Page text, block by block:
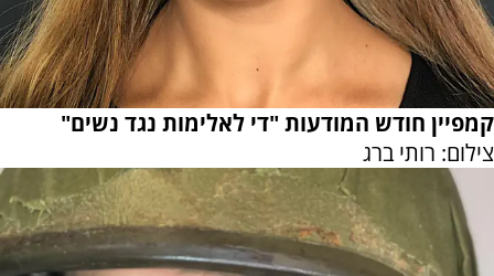
קמפיין חודש המודעות "די לאלימות נגד נשים"
צילום: רותי ברג